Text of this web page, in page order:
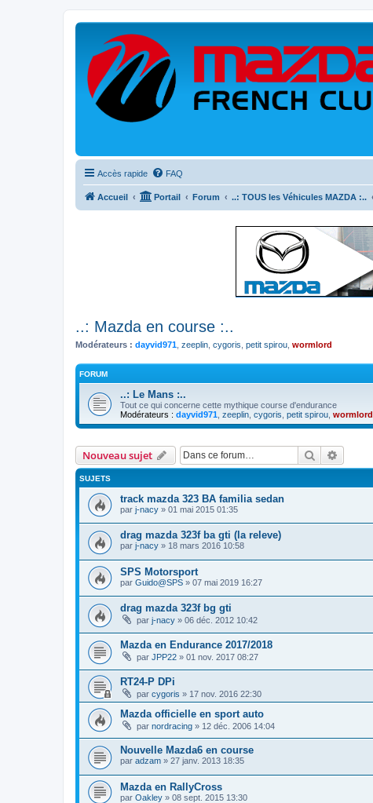
Accès rapide FAQ
Accueil Portail Forum ..: TOUS les Véhicules MAZDA :..
..: Mazda en course :..
Modérateurs : dayvid971 zeeplin cygoris petit spirou wormlord
FORUM
..: Le Mans :..
Tout ce qui concerne cette mythique course d'endurance
Modérateurs : dayvid971 zeeplin cygoris petit spirou wormlord
Nouveau sujet Rechercher
SUJETS
track mazda 323 BA familia sedan
par j-nacy » 01 mai 2015 01:35
drag mazda 323f ba gti (la releve)
par j-nacy » 18 mars 2016 10:58
SPS Motorsport
par Guido@SPS » 07 mai 2019 16:27
drag mazda 323f bg gti
par j-nacy » 06 déc. 2012 10:42
Mazda en Endurance 2017/2018
par JPP22 » 01 nov. 2017 08:27
RT24-P DPi
par cygoris » 17 nov. 2016 22:30
Mazda officielle en sport auto
par nordracing » 12 déc. 2006 14:04
Nouvelle Mazda6 en course
par adzam » 27 janv. 2013 18:35
Mazda en RallyCross
par Oakley » 08 sept. 2015 13:30